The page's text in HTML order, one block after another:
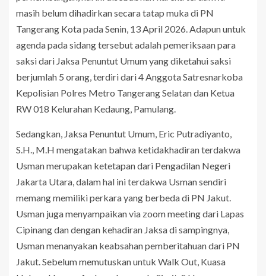
masih belum dihadirkan secara tatap muka di PN
Tangerang Kota pada Senin, 13 April 2026. Adapun untuk
agenda pada sidang tersebut adalah pemeriksaan para
saksi dari Jaksa Penuntut Umum yang diketahui saksi
berjumlah 5 orang, terdiri dari 4 Anggota Satresnarkoba
Kepolisian Polres Metro Tangerang Selatan dan Ketua
RW 018 Kelurahan Kedaung, Pamulang.
Sedangkan, Jaksa Penuntut Umum, Eric Putradiyanto,
S.H., M.H mengatakan bahwa ketidakhadiran terdakwa
Usman merupakan ketetapan dari Pengadilan Negeri
Jakarta Utara, dalam hal ini terdakwa Usman sendiri
memang memiliki perkara yang berbeda di PN Jakut.
Usman juga menyampaikan via zoom meeting dari Lapas
Cipinang dan dengan kehadiran Jaksa di sampingnya,
Usman menanyakan keabsahan pemberitahuan dari PN
Jakut. Sebelum memutuskan untuk Walk Out, Kuasa